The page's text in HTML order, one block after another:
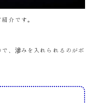
介です。
、滲みを入れられるのがポ